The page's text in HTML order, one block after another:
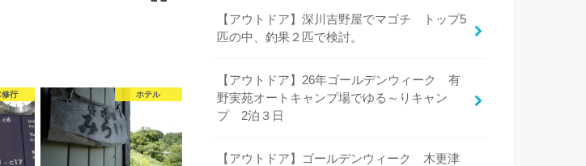
行 ホテル
【アウトドア】深川吉野屋でマゴチ トップ5
匹の中、釣果２匹で検討。
【アウトドア】26年ゴールデンウィーク 有
野実苑オートキャンプ場でゆる～りキャン
プ 2泊３日
【アウトドア】ゴールデンウィーク 木更津